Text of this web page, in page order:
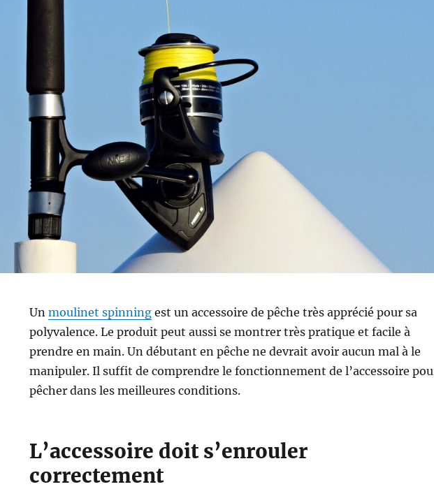
Un moulinet spinningest un accessoire de pêche très apprécié pour sa
polyvalence. Le produit peut aussi se montrer très pratique et facile à
prendre en main. Un débutant en pêche ne devrait avoir aucun mal à le
manipuler. Il suffit de comprendre le fonctionnement de l’accessoire
pêcher dans les meilleures conditions.
L’accessoire doit s’enrouler
correctement